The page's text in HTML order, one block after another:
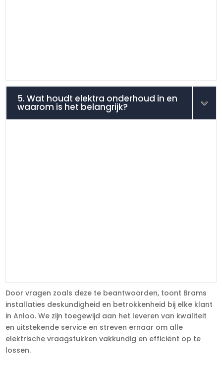
5. Wat houdt elektra onderhoud in en
waarom is het belangrijk?
Door vragen zoals deze te beantwoorden, toont Brams
installaties deskundigheid en betrokkenheid bij elke klant
in Anloo. We zijn toegewijd aan het leveren van kwaliteit
en uitstekende service en streven ernaar om alle
elektrische vraagstukken vakkundig en efficiënt op te
lossen.